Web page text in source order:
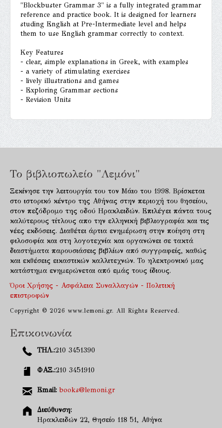
"Blockbuster Grammar 3" is a fully integrated grammar
reference and practice book. It is designed for learners
studing English at Pre-Intermediate level and helps
them to use English grammar correctly to context.
Key Features
- clear, simple explanations in Greek, with examples
- a variety of stimulating exercises
- lively illustrations and games
- Exploring Grammar sections
- Revision Units
Το βιβλιοπωλείο "Λεμόνι"
Ξεκίνησε την λειτουργία του τον Μάιο του 1998. Βρίσκεται
στο ιστορικό κέντρο της Αθήνας στην περιοχή του θησείου,
στον πεζόδρομο της οδού Ηρακλειδών. Επιλέγει πάντα τους
καλύτερους τίτλους απο την ελληνική βιβλιογραφία και τις
νέες εκδόσεις. Διαθέτει άρτια ενημέρωση στην ποίηση στη
φιλοσοφία και στη λογοτεχνία και οργανώνει σε τακτά
διαστήματα παρουσιάσεις βιβλίων από συγγραφείς, καθώς
και εκθέσεις εικαστικών καλλιτεχνών. Το ηλεκτρονικό μας
κατάστημα ενημερώνεται από εμάς τους ίδιους.
Όροι Χρήσης - Ασφάλεια Συναλλαγών - Πολιτική
επιστροφών
Copyright © 2026 www.lemoni.gr. All Rights Reserved.
Επικοινωνία
ΤΗΛ.:210 3451390
ΦΑΞ.:210 3451910
Email: books@lemoni.gr
Διεύθυνση:
Ηρακλειδών 22, Θησείο 118 51, Αθήνα